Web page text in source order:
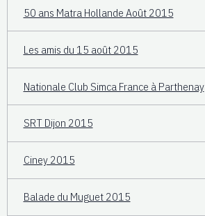
50 ans Matra Hollande Août 2015
Les amis du 15 août 2015
Nationale Club Simca France à Parthenay
SRT Dijon 2015
Ciney 2015
Balade du Muguet 2015